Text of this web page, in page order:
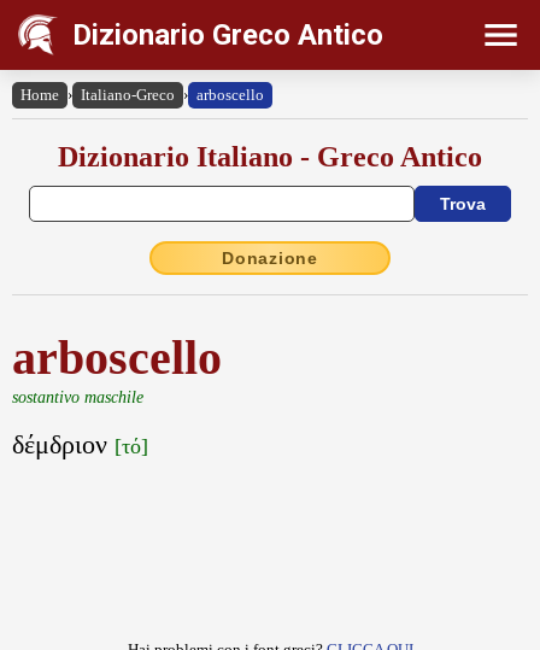
Dizionario Greco Antico
Home › Italiano-Greco › arboscello
Dizionario Italiano - Greco Antico
Donazione
arboscello
sostantivo maschile
δέμδριον [τό]